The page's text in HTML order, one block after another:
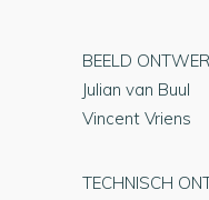
BEELD
Julian van Buul
Vincent Vriens
TECHNISCH